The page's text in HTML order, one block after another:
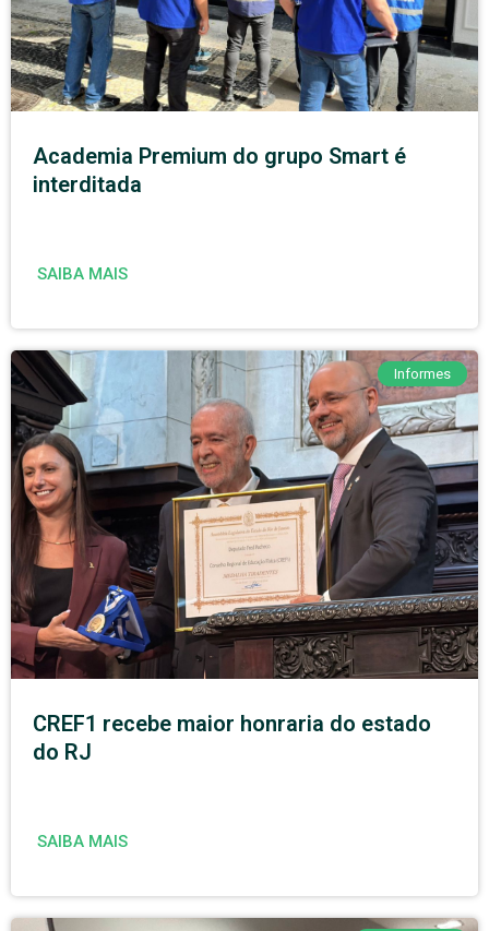
Academia Premium do grupo Smart é
interditada
SAIBA MAIS
Informes
CREF1 recebe maior honraria do estado
do RJ
SAIBA MAIS